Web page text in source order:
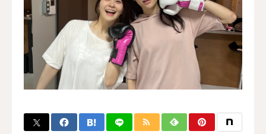
CONCEPT
MENU
ACCESS
CONTACT